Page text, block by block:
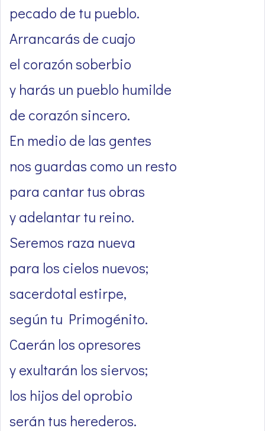
pecado de tu pueblo.
Arrancarás de cuajo
el corazón soberbio
y harás un pueblo humilde
de corazón sincero.
En medio de las gentes
nos guardas como un resto
para cantar tus obras
y adelantar tu reino.
Seremos raza nueva
para los cielos nuevos;
sacerdotal estirpe,
según tu Primogénito.
Caerán los opresores
y exultarán los siervos;
los hijos del oprobio
serán tus herederos.